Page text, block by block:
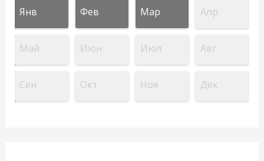
Янв Фев Мар Апр
Май Июн Июл Авг
Сен Окт Ноя Дек